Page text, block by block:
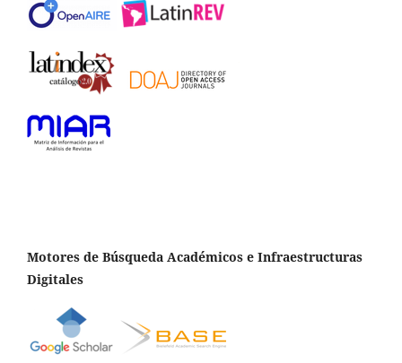
Motores de Búsqueda Académicos e Infraestructuras
Digitales